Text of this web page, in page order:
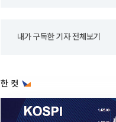
내가 구독한 기자 전체보기
한 컷